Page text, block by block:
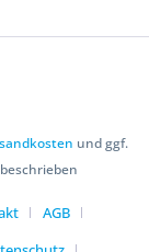
und ggf.
AGB